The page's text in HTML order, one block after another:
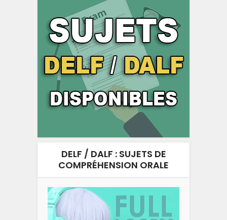
DELF / DALF : SUJETS DE
COMPRÉHENSION ORALE